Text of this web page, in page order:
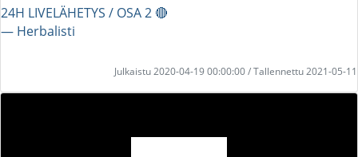
24H LIVELÄHETYS / OSA 2 🔴
― Herbalisti
Julkaistu 2020-04-19 00:00:00 / Tallennettu 2021-05-11